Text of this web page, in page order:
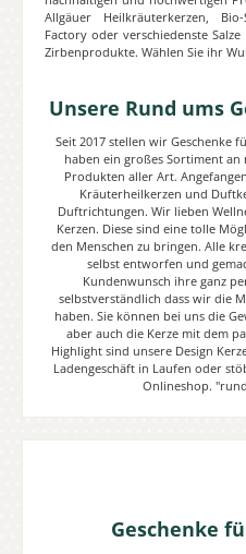
Allgäuer Heilkräuterkerzen,
Factory oder verschiedenste
Zirbenprodukte. Wählen Sie ihr
Unsere Rund ums
Seit 2017 stellen wir Geschenke
haben ein großes Sortiment
Produkten aller Art.
Kräuterheilkerzen und
Duftrichtungen. Wir lieben
Kerzen. Diese sind eine tolle
den Menschen zu bringen. Alle
selbst entworfen und
Kundenwunsch ihre ganz
selbstverständlich dass wir die
haben. Sie können bei uns die
aber auch die Kerze mit dem
Highlight sind unsere Design
Ladengeschäft in Laufen oder
Onlineshop.
Geschenke